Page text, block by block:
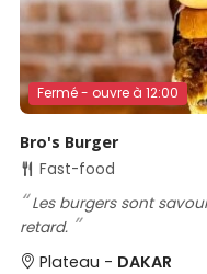
Fermé - ouvre à 12:00
Bro's Burger
Fast-food
Les burgers sont savoureux, préparés avec soin et sans
retard.
Plateau - DAKAR